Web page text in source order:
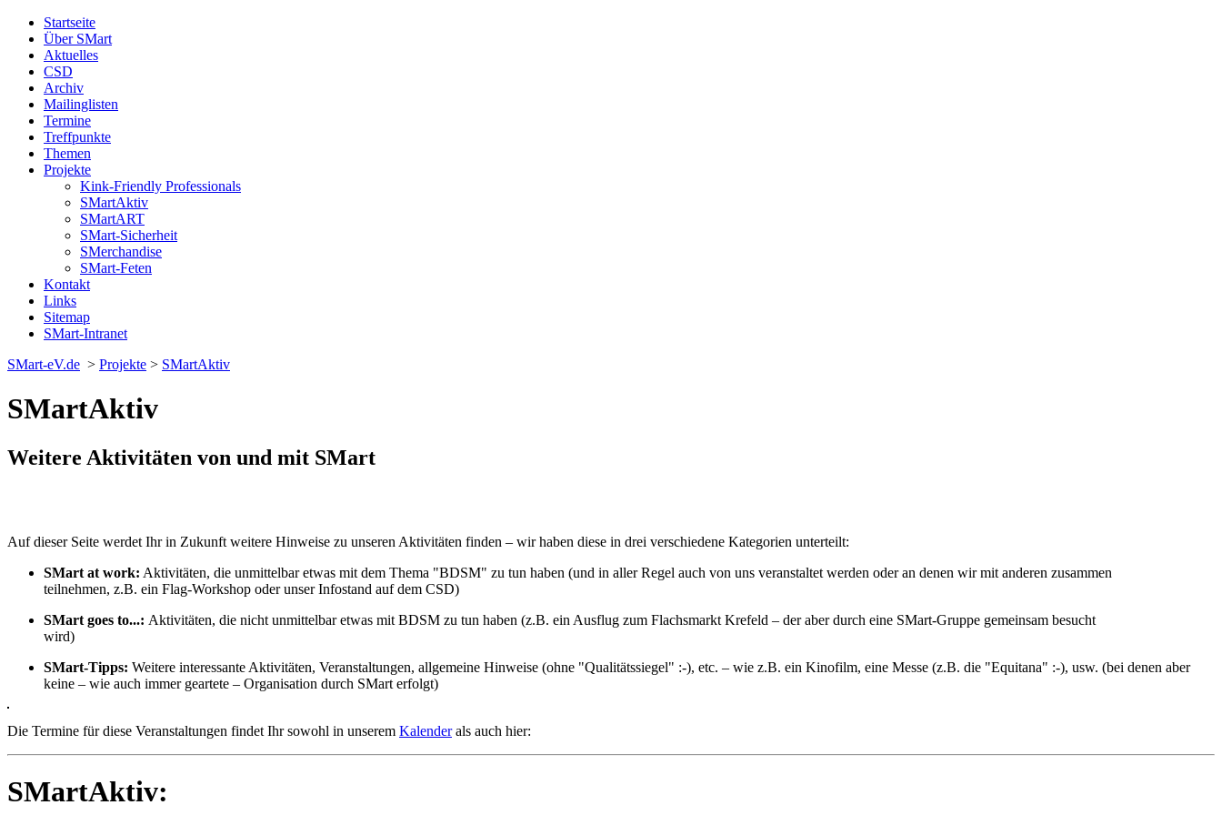
Startseite
Über SMart
Aktuelles
CSD
Archiv
Mailinglisten
Termine
Treffpunkte
Themen
Projekte
Kink-Friendly Professionals
SMartAktiv
SMartART
SMart-Sicherheit
SMerchandise
SMart-Feten
Kontakt
Links
Sitemap
SMart-Intranet
SMart-eV.de > Projekte > SMartAktiv
SMartAktiv
Weitere Aktivitäten von und mit SMart
Auf dieser Seite werdet Ihr in Zukunft weitere Hinweise zu unseren Aktivitäten finden – wir haben diese in drei verschiedene Kategorien unterteilt:
SMart at work: Aktivitäten, die unmittelbar etwas mit dem Thema "BDSM" zu tun haben (und in aller Regel auch von uns veranstaltet werden oder an denen wir mit anderen zusammen
teilnehmen, z.B. ein Flag-Workshop oder unser Infostand auf dem CSD)
SMart goes to...: Aktivitäten, die nicht unmittelbar etwas mit BDSM zu tun haben (z.B. ein Ausflug zum Flachsmarkt Krefeld – der aber durch eine SMart-Gruppe gemeinsam besucht
wird)
SMart-Tipps: Weitere interessante Aktivitäten, Veranstaltungen, allgemeine Hinweise (ohne "Qualitätssiegel" :-), etc. – wie z.B. ein Kinofilm, eine Messe (z.B. die "Equitana" :-), usw. (bei denen aber
keine – wie auch immer geartete – Organisation durch SMart erfolgt)
Die Termine für diese Veranstaltungen findet Ihr sowohl in unserem Kalenderals auch hier:
SMartAktiv: